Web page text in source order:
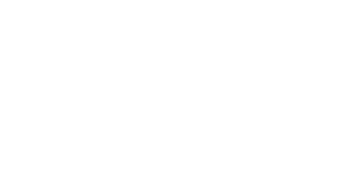
Burun anatomisinizi
sunar. Güvenilirlik
Önde gelen kulak